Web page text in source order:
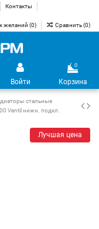
Контакты
желаний (0) Сравнить (0)
Войти
0
Корзина
стальные
Ventil нижн. подкл.
Лучшая цена